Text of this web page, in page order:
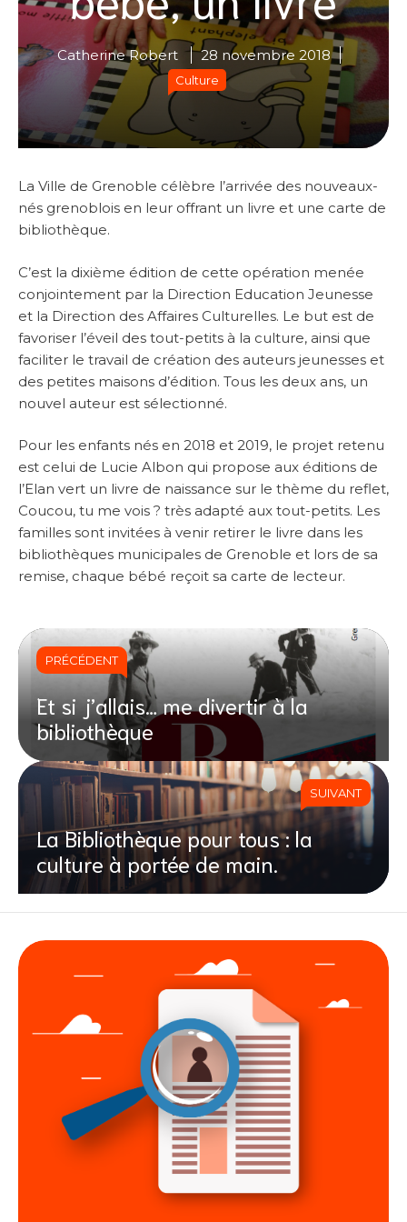
Catherine Robert 28 novembre 2018
Culture
La Ville de Grenoble célèbre l’arrivée des nouveaux-
nés grenoblois en leur offrant un livre et une carte de
bibliothèque.
C’est la dixième édition de cette opération menée
conjointement par la Direction Education Jeunesse
et la Direction des Affaires Culturelles. Le but est de
favoriser l’éveil des tout-petits à la culture, ainsi que
faciliter le travail de création des auteurs jeunesses et
des petites maisons d’édition. Tous les deux ans, un
nouvel auteur est sélectionné.
Pour les enfants nés en 2018 et 2019, le projet retenu
est celui de Lucie Albon qui propose aux éditions de
l’Elan vert un livre de naissance sur le thème du reflet,
Coucou, tu me vois ? très adapté aux tout-petits. Les
familles sont invitées à venir retirer le livre dans les
bibliothèques municipales de Grenoble et lors de sa
remise, chaque bébé reçoit sa carte de lecteur.
PRÉCÉDENT
Et si j’allais… me divertir à la
bibliothèque
SUIVANT
La Bibliothèque pour tous : la
culture à portée de main.